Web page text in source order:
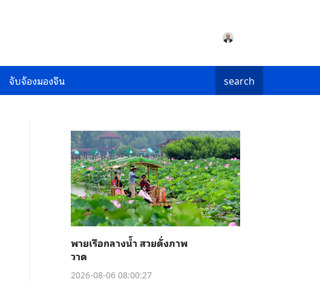
จับจ้องมองจีน search
พายเรือกลางน้ำ สวยดั่งภาพ
วาด
2026-08-06 08:00:27